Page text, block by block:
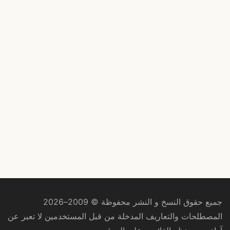
جميع حقوق النسخ و النشر محفوظة © 2009–2026
المصطلحات والتعاريف المدخلة من قبل المستخدمين لا تعبر عن